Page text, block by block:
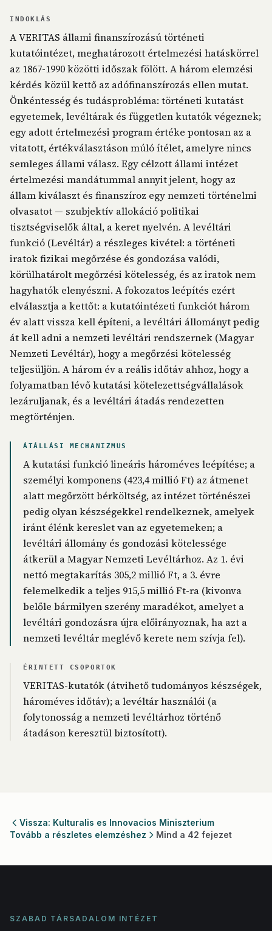
INDOKLÁS
A VERITAS állami finanszírozású történeti
kutatóintézet, meghatározott értelmezési hatáskörrel
az 1867-1990 közötti időszak fölött. A három elemzési
kérdés közül kettő az adófinanszírozás ellen mutat.
Önkéntesség és tudásprobléma: történeti kutatást
egyetemek, levéltárak és független kutatók végeznek;
egy adott értelmezési program értéke pontosan az a
vitatott, értékválasztáson múló ítélet, amelyre nincs
semleges állami válasz. Egy célzott állami intézet
értelmezési mandátummal annyit jelent, hogy az
állam kiválaszt és finanszíroz egy nemzeti történelmi
olvasatot — szubjektív allokáció politikai
tisztségviselők által, a keret nyelvén. A levéltári
funkció (Levéltár) a részleges kivétel: a történeti
iratok fizikai megőrzése és gondozása valódi,
körülhatárolt megőrzési kötelesség, és az iratok nem
hagyhatók elenyészni. A fokozatos leépítés ezért
elválasztja a kettőt: a kutatóintézeti funkciót három
év alatt vissza kell építeni, a levéltári állományt pedig
át kell adni a nemzeti levéltári rendszernek (Magyar
Nemzeti Levéltár), hogy a megőrzési kötelesség
teljesüljön. A három év a reális időtáv ahhoz, hogy a
folyamatban lévő kutatási kötelezettségvállalások
lezáruljanak, és a levéltári átadás rendezetten
megtörténjen.
ÁTÁLLÁSI MECHANIZMUS
A kutatási funkció lineáris hároméves leépítése; a
személyi komponens (423,4 millió Ft) az átmenet
alatt megőrzött bérköltség, az intézet történészei
pedig olyan készségekkel rendelkeznek, amelyek
iránt élénk kereslet van az egyetemeken; a
levéltári állomány és gondozási kötelessége
átkerül a Magyar Nemzeti Levéltárhoz. Az 1. évi
nettó megtakarítás 305,2 millió Ft, a 3. évre
felemelkedik a teljes 915,5 millió Ft-ra (kivonva
belőle bármilyen szerény maradékot, amelyet a
levéltári gondozásra újra előirányoznak, ha azt a
nemzeti levéltár meglévő kerete nem szívja fel).
ÉRINTETT CSOPORTOK
VERITAS-kutatók (átvihető tudományos készségek,
hároméves időtáv); a levéltár használói (a
folytonosság a nemzeti levéltárhoz történő
átadáson keresztül biztosított).
Vissza: Kulturalis es Innovacios Miniszterium
Tovább a részletes elemzéshez
Mind a 42 fejezet
SZABAD TÁRSADALOM INTÉZET